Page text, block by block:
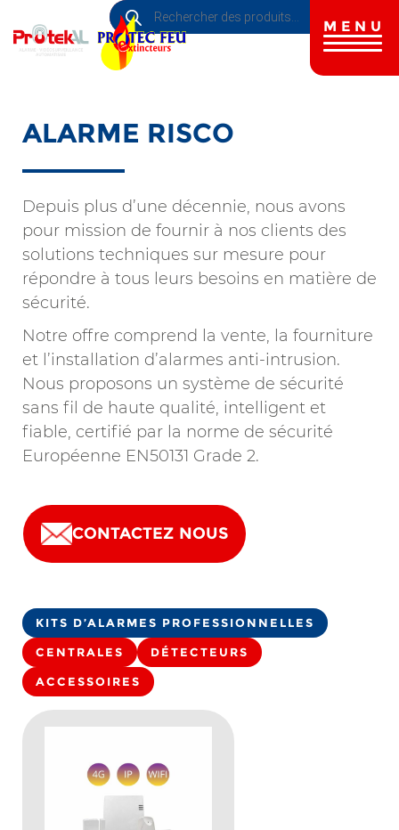
contenu
Recherche
de
produits MENU
ALARME RISCO
Depuis plus d’une décennie, nous avons
pour mission de fournir à nos clients des
solutions techniques sur mesure pour
répondre à tous leurs besoins en matière de
sécurité.
Notre offre comprend la vente, la fourniture
et l’installation d’alarmes anti-intrusion.
Nous proposons un système de sécurité
sans fil de haute qualité, intelligent et
fiable, certifié par la norme de sécurité
Européenne EN50131 Grade 2.
CONTACTEZ NOUS
KITS D’ALARMES PROFESSIONNELLES
CENTRALES DÉTECTEURS
ACCESSOIRES